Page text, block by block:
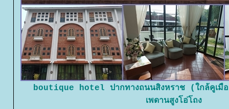
boutique hotel ปากทางถนนสิงหราช (ใกล้คูเมื
เพดานสูงโอ่โถง